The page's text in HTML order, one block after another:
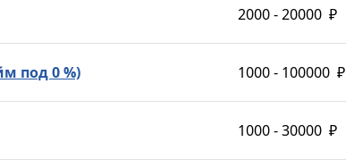
2000 - 20000 ₽
под 0 %) 1000 - 100000 ₽
1000 - 30000 ₽